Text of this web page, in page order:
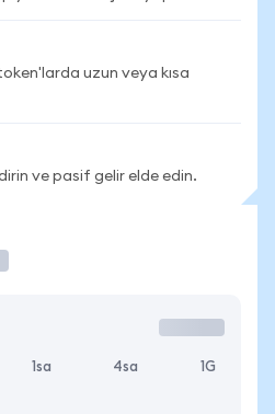
uzun veya kısa
ve pasif gelir elde edin.
1sa 4sa 1G